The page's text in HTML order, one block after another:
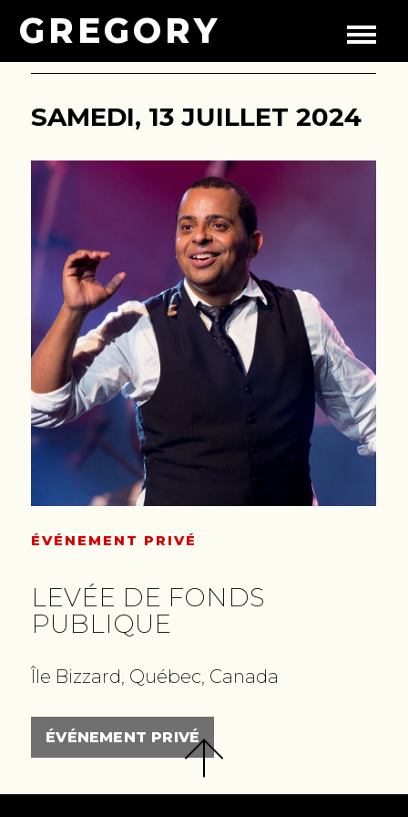
GREGORY
SAMEDI, 13 JUILLET 2024
ÉVÉNEMENT PRIVÉ
LEVÉE DE FONDS
PUBLIQUE
Île Bizzard, Québec, Canada
ÉVÉNEMENT PRIVÉ